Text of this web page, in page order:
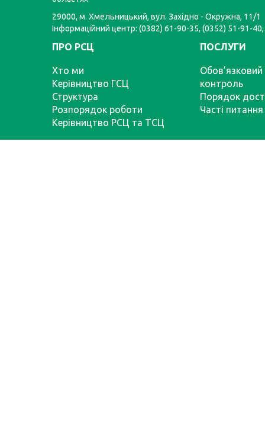
29000, м. Хмельницький, вул. Західно - Окружна, 11/1
Інформаційний центр: (0382) 61-90-35, (0352) 51-91-
ПРО РСЦ
Хто ми
Керівництво ГСЦ
Структура
Розпорядок роботи
Керівництво РСЦ та ТСЦ
ПОСЛУГИ
Обов’язковий
контроль
Порядок
Часті питання